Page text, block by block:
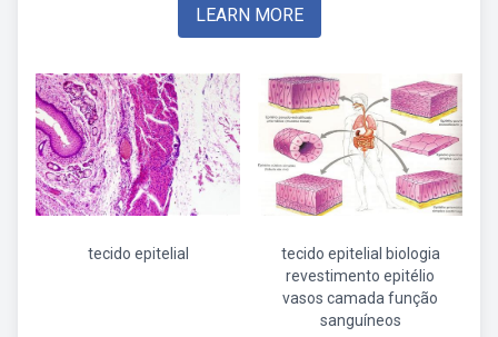
LEARN MORE
tecido epitelial
tecido epitelial biologia
revestimento epitélio
vasos camada função
sanguíneos